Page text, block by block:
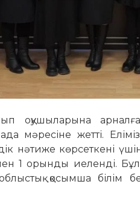
оқушыларына
мәресіне жетті.
нәтиже көрсеткені
1 орынды иеленді. Бұл
қосымша